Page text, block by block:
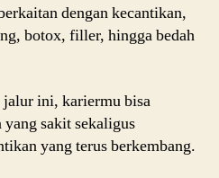
dengan kecantikan,
botox, filler, hingga bedah
ini, kariermu bisa
sakit sekaligus
yang terus berkembang.